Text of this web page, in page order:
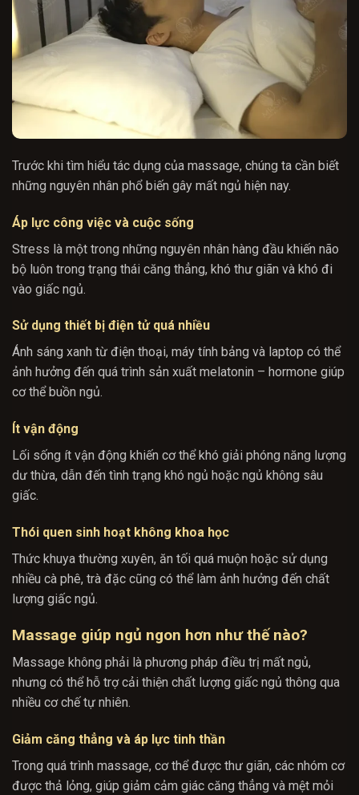
Trước khi tìm hiểu tác dụng của massage, chúng ta cần biết
những nguyên nhân phổ biến gây mất ngủ hiện nay.
Áp lực công việc và cuộc sống
Stress là một trong những nguyên nhân hàng đầu khiến não
bộ luôn trong trạng thái căng thẳng, khó thư giãn và khó đi
vào giấc ngủ.
Sử dụng thiết bị điện tử quá nhiều
Ánh sáng xanh từ điện thoại, máy tính bảng và laptop có thể
ảnh hưởng đến quá trình sản xuất melatonin – hormone giúp
cơ thể buồn ngủ.
Ít vận động
Lối sống ít vận động khiến cơ thể khó giải phóng năng lượng
dư thừa, dẫn đến tình trạng khó ngủ hoặc ngủ không sâu
giấc.
Thói quen sinh hoạt không khoa học
Thức khuya thường xuyên, ăn tối quá muộn hoặc sử dụng
nhiều cà phê, trà đặc cũng có thể làm ảnh hưởng đến chất
lượng giấc ngủ.
Massage giúp ngủ ngon hơn như thế nào?
Massage không phải là phương pháp điều trị mất ngủ,
nhưng có thể hỗ trợ cải thiện chất lượng giấc ngủ thông qua
nhiều cơ chế tự nhiên.
Giảm căng thẳng và áp lực tinh thần
Trong quá trình massage, cơ thể được thư giãn, các nhóm cơ
được thả lỏng, giúp giảm cảm giác căng thẳng và mệt mỏi